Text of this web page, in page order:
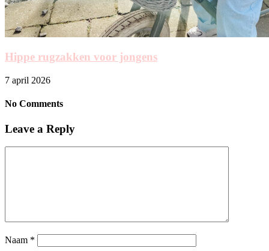
Hippe rugzakken voor jongens
7 april 2026
No Comments
Leave a Reply
Naam *